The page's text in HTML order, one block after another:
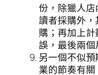
份，除獵人
讀者採購外
購；再加上
誤，最後兩個
另一個不似
業的節奏有